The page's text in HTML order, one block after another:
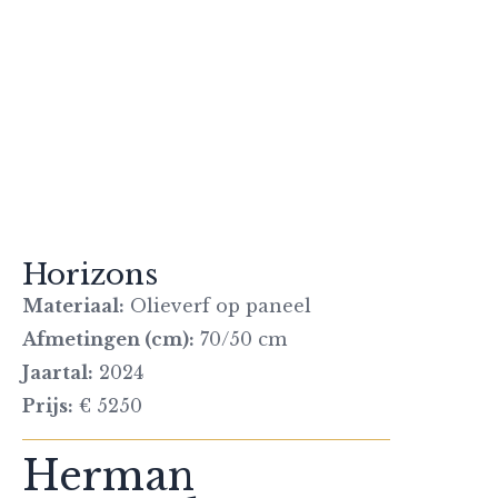
Horizons
Materiaal: Olieverf op paneel
Afmetingen (cm): 70/50 cm
Jaartal: 2024
Prijs: € 5250
Herman